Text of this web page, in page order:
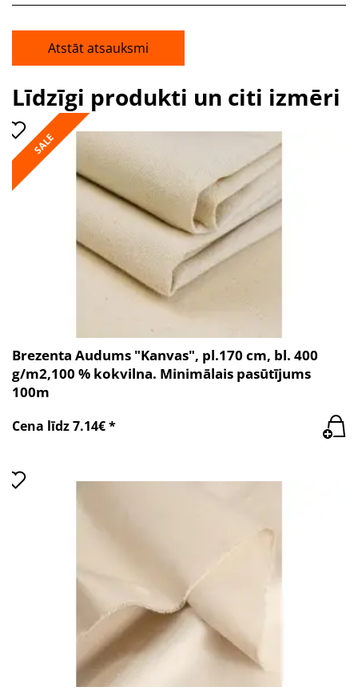
Atstāt atsauksmi
Līdzīgi produkti un citi izmēri
SALE
Brezenta Audums "Kanvas", pl.170 cm, bl. 400
g/m2,100 % kokvilna. Minimālais pasūtījums
100m
Cena līdz 7.14€ *